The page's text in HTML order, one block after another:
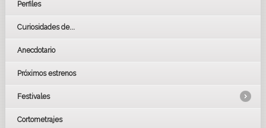
Perfiles
Curiosidades de...
Anecdotario
Próximos estrenos
Festivales
LOS OSCARS
Cortometrajes